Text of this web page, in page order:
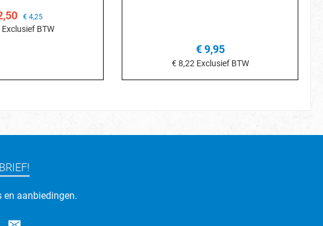
€ 4,25
Exclusief BTW
€ 9,95
€ 8,22 Exclusief BTW
en aanbiedingen.